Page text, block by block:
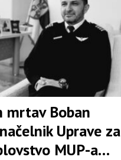
mrtav Boban
Uprave za
MUP-a